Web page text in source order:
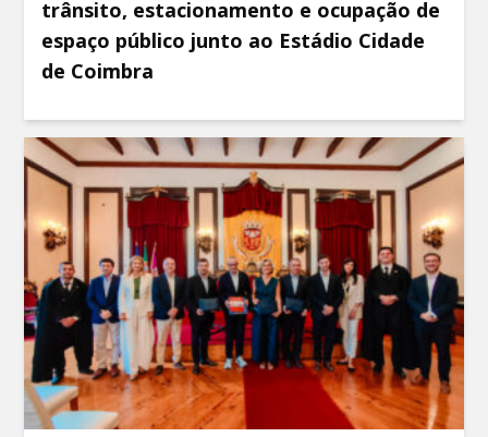
trânsito, estacionamento e ocupação de
espaço público junto ao Estádio Cidade
de Coimbra